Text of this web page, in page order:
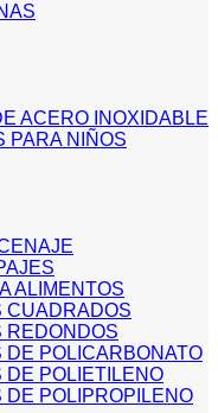
ACERO INOXIDABLE
PARA NIÑOS
ALIMENTOS
CUADRADOS
REDONDOS
POLICARBONATO
POLIETILENO
POLIPROPILENO